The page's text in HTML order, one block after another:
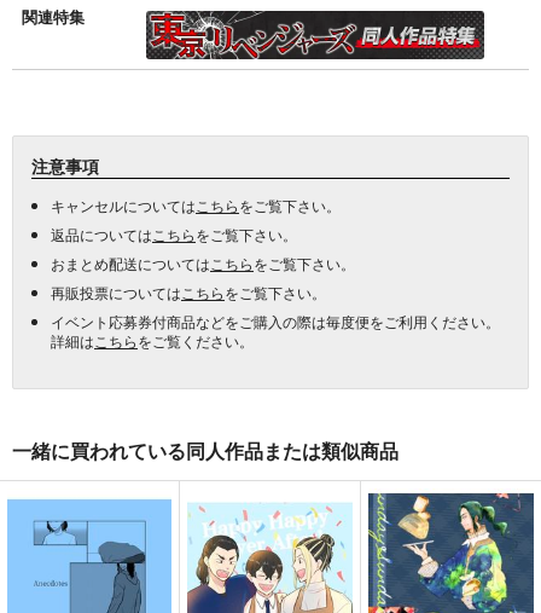
関連特集
注意事項
キャンセルについては こちらをご覧下さい。
返品については こちらをご覧下さい。
おまとめ配送については こちらをご覧下さい。
再販投票については こちらをご覧下さい。
イベント応募券付商品などをご購入の際は毎度便をご利用ください。
詳細は こちらをご覧ください。
一緒に買われている同人作品または類似商品